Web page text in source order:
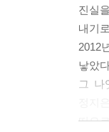
용감
모든
에 그
진실
내기
2012
낳았
그 나
떠오